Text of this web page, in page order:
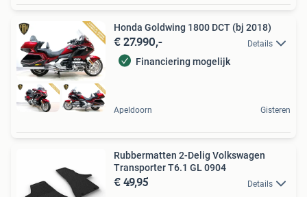
Honda Goldwing 1800 DCT (bj 2018)
€ 27.990,- Details
Financiering mogelijk
Apeldoorn Gisteren
Rubbermatten 2-Delig Volkswagen
Transporter T6.1 GL 0904
€ 49,95 Details